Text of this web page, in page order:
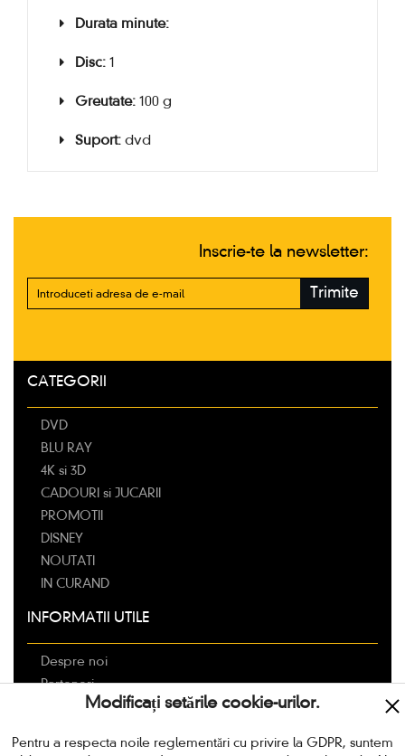
Durata minute:
Disc: 1
Greutate: 100 g
Suport: dvd
Inscrie-te la newsletter:
Trimite
CATEGORII
DVD
BLU RAY
4K si 3D
CADOURI si JUCARII
PROMOTII
DISNEY
NOUTATI
IN CURAND
INFORMATII UTILE
Despre noi
Parteneri
Livrarea
Politica de retur
Modificați setările cookie-urilor.
Pentru a respecta noile reglementări cu privire la GDPR, suntem